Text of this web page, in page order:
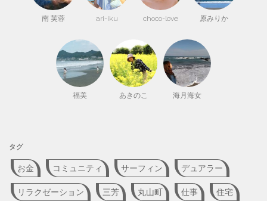
南 芙蓉 ari-iku choco-love 原みりか
福美 あきのこ 海月海女
タグ
お金 コミュニティ サーフィン デュアラー
リラクゼーション 三芳 丸山町 仕事 住宅